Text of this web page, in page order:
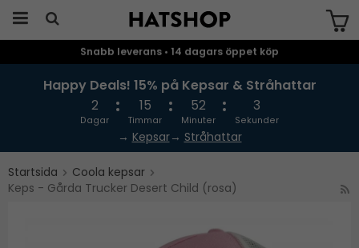
Snabb leverans • 14 dagars öppet köp
Happy Deals! 15% på Kepsar & Stråhattar
2
Dagar
15
Timmar
52
Minuter
3
Sekunder
→ Kepsar→ Stråhattar
Startsida
Coola kepsar
Keps - Gårda Trucker Desert Child (rosa)